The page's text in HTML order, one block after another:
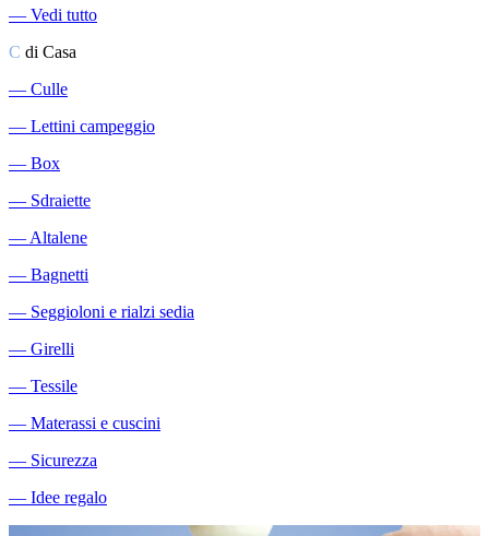
― Vedi tutto
C di Casa
― Culle
― Lettini campeggio
― Box
― Sdraiette
―Altalene
― Bagnetti
― Seggioloni e rialzi sedia
― Girelli
― Tessile
― Materassi e cuscini
― Sicurezza
― Idee regalo